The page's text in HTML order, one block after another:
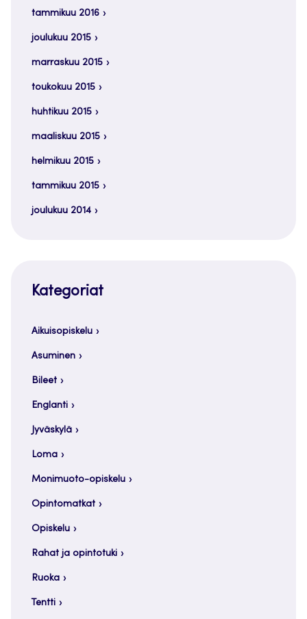
tammikuu 2016
joulukuu 2015
marraskuu 2015
toukokuu 2015
huhtikuu 2015
maaliskuu 2015
helmikuu 2015
tammikuu 2015
joulukuu 2014
Kategoriat
Aikuisopiskelu
Asuminen
Bileet
Englanti
Jyväskylä
Loma
Monimuoto-opiskelu
Opintomatkat
Opiskelu
Rahat ja opintotuki
Ruoka
Tentti